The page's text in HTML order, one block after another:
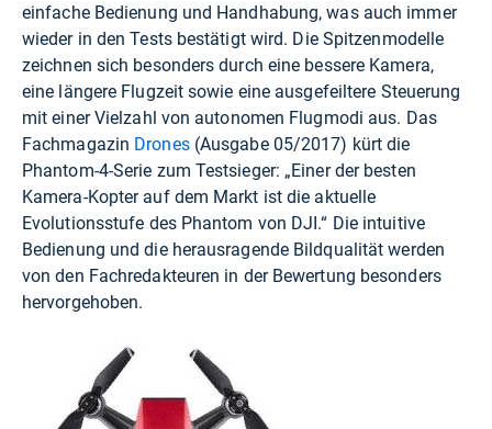
einfache Bedienung und Handhabung, was auch immer
wieder in den Tests bestätigt wird. Die Spitzenmodelle
zeichnen sich besonders durch eine bessere Kamera,
eine längere Flugzeit sowie eine ausgefeiltere Steuerung
mit einer Vielzahl von autonomen Flugmodi aus. Das
Fachmagazin Drones(Ausgabe 05/2017) kürt die
Phantom-4-Serie zum Testsieger: „Einer der besten
Kamera-Kopter auf dem Markt ist die aktuelle
Evolutionsstufe des Phantom von DJI.“ Die intuitive
Bedienung und die herausragende Bildqualität werden
von den Fachredakteuren in der Bewertung besonders
hervorgehoben.